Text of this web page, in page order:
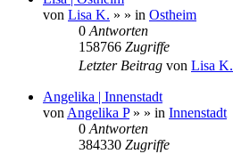
von Lisa K. » » in Ostheim
0 Antworten
158766 Zugriffe
Letzter Beitrag von Lisa K.
Angelika | Innenstadt
von Angelika P» » in Innenstadt
0 Antworten
384330 Zugriffe